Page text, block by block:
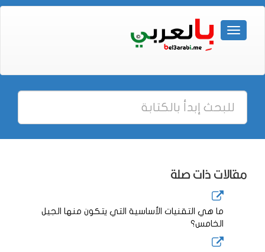
مقالات ذات صلة
ما هي التقنيات الأساسية التي يتكون منها الجيل
الخامس؟